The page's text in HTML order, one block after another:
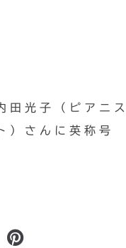
田光子（ピアニス
ト）さんに英称号